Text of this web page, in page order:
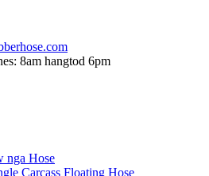
8am hangtod 6pm
nga Hose
Carcass Floating Hose